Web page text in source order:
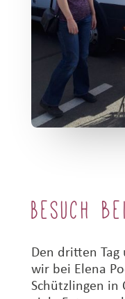
Besuch
Den dritten Tag
wir bei Elena
Schützlingen in